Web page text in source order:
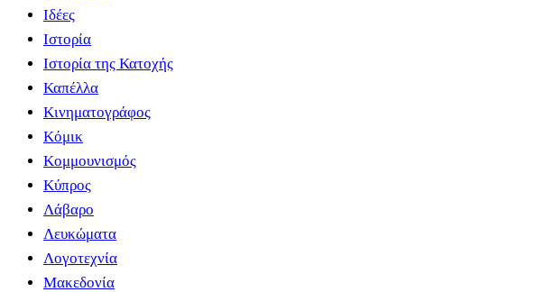
Ιδέες
Ιστορία
Ιστορία της Κατοχής
Καπέλλα
Κινηματογράφος
Κόμικ
Κομμουνισμός
Κύπρος
Λάβαρο
Λευκώματα
Λογοτεχνία
Μακεδονία